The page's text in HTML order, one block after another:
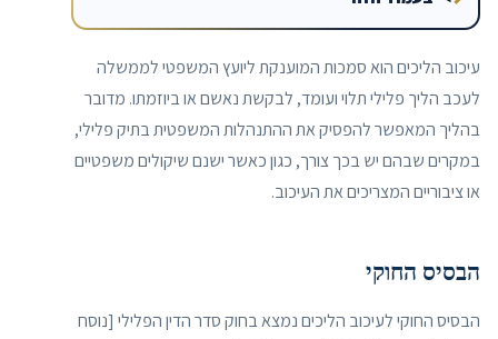
עיכוב הליכים הוא סמכות המוענקת ליועץ המשפטי לממשלה
לעכב הליך פלילי תלוי ועומד, לבקשת נאשם או ביוזמתו. מדובר
בהליך המאפשר להפסיק את ההתנהלות המשפטית בתיק פלילי,
במקרים שבהם יש בכך צורך, כגון כאשר ישנם שיקולים משפטיים
או ציבוריים המצריכים את העיכוב.
הבסיס החוקי
הבסיס החוקי לעיכוב הליכים נמצא בחוק סדר הדין הפלילי [נוסח